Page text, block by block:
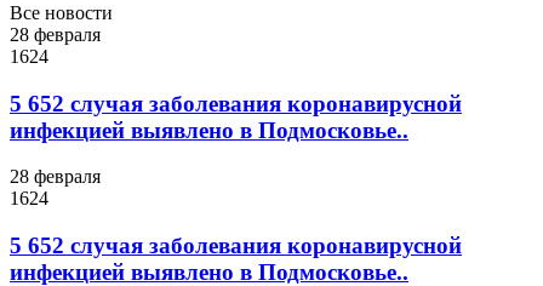
Все новости
28 февраля
1624
5 652 случая заболевания коронавирусной
инфекцией выявлено в Подмосковье..
28 февраля
1624
5 652 случая заболевания коронавирусной
инфекцией выявлено в Подмосковье..